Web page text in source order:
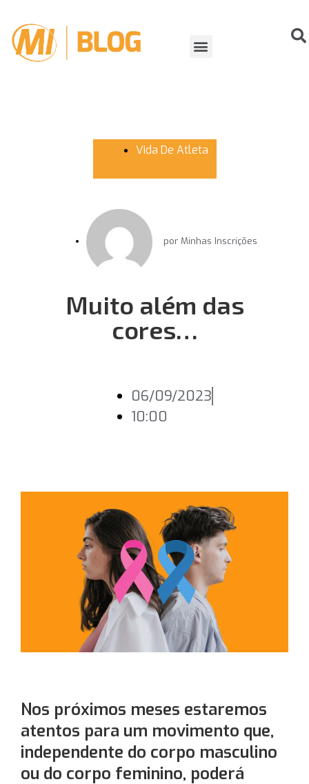
Vida De Atleta
por Minhas Inscrições
Muito além das
cores…
06/09/2023
10:00
Nos próximos meses estaremos
atentos para um movimento que,
independente do corpo masculino
ou do corpo feminino, poderá